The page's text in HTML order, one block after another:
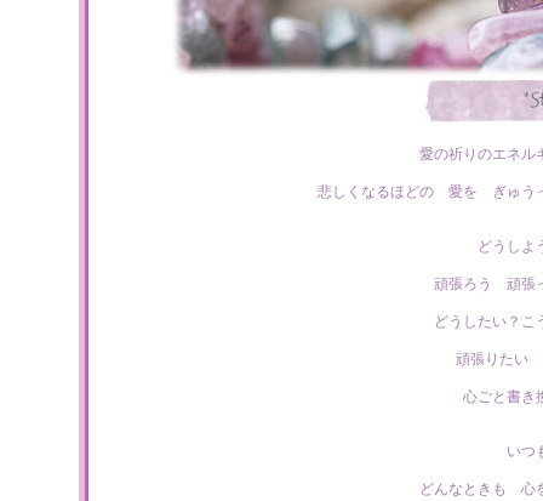
愛の祈りのエネ
悲しくなるほどの 愛を ぎゅう
どうし
頑張ろう 頑張
どうしたい？こ
頑張りたい
心ごと書き
い
どんなときも 心